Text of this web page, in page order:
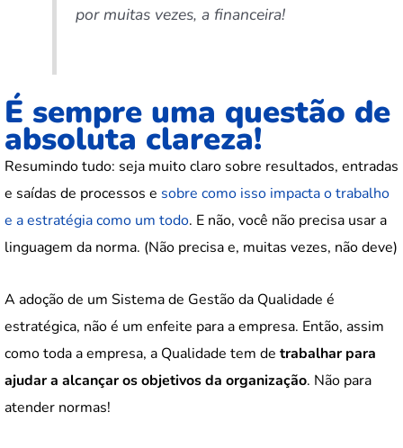
por muitas vezes, a financeira!
É sempre uma questão de
absoluta clareza!
Resumindo tudo: seja muito claro sobre resultados, entradas
e saídas de processos e sobre como isso impacta o trabalho
e a estratégia como um todo. E não, você não precisa usar a
linguagem da norma. (Não precisa e, muitas vezes, não deve)
A adoção de um Sistema de Gestão da Qualidade é
estratégica, não é um enfeite para a empresa. Então, assim
como toda a empresa, a Qualidade tem de trabalhar para
ajudar a alcançar os objetivos da organização. Não para
atender normas!